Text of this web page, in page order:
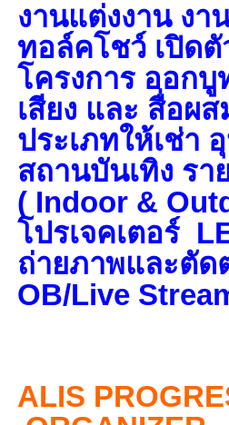
งานแต่งงาน ง
ทอล์คโชว์ เปิด
โครงการ ออกบู
เสียง และ สื่อผ
ประเภทให้เช่า
สถานบันเทิง รา
( Indoor &
โปรเจคเตอร์
ถ่ายภาพและตัด
OB/Live
ALIS